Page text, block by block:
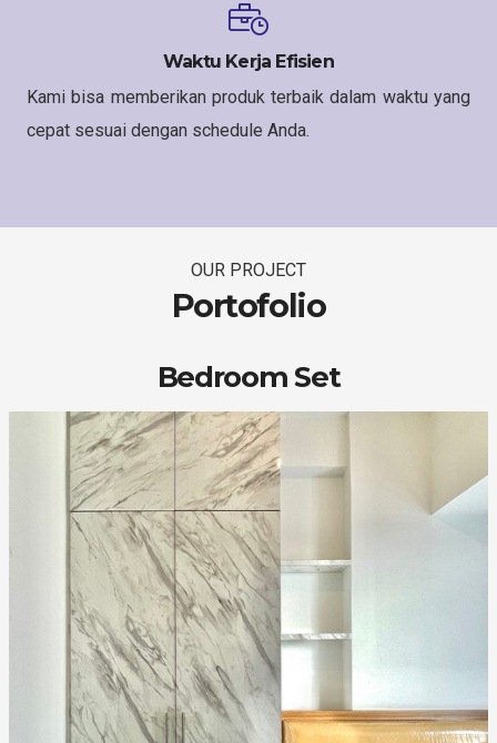
Waktu Kerja Efisien
Kami bisa memberikan produk terbaik dalam waktu yang
cepat sesuai dengan schedule Anda.
OUR PROJECT
Portofolio
Bedroom Set